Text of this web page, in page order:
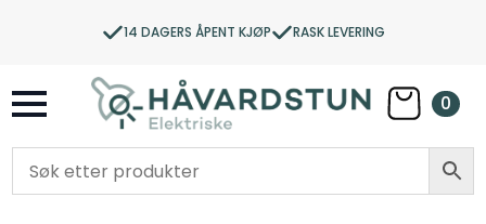
14 DAGERS ÅPENT KJØP RASK LEVERING
0